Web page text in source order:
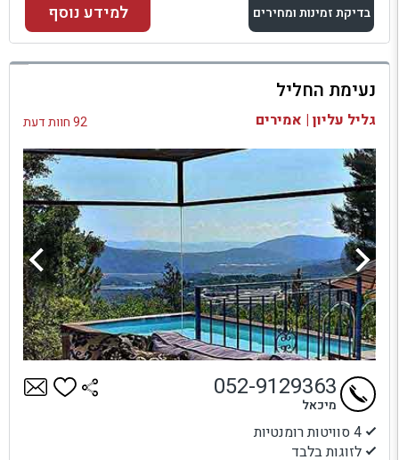
בדיקת זמינות ומחירים
למתחם זה
בדיקת זמינות ומחירים
למידע נוסף
נעימת החליל
גליל עליון | אמירים 92 חוות דעת
4 סוויטות רומנטיות
לזוגות בלבד
052-9129363
מיכאל